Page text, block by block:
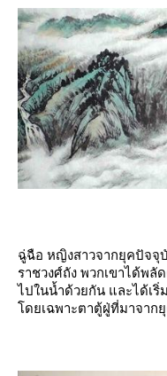
ฉู่ฉือ หญิงสาวจากยุคปัจจุ
ราชวงศ์ถัง พวกเขาได้พลั
ไปในน้ำด้วยกัน และได้เ
ดยเฉพาะตาตู้ฝู่ที่มาจาก